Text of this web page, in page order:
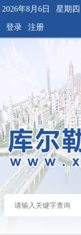
2026年8月6日 星期四
登录 注册